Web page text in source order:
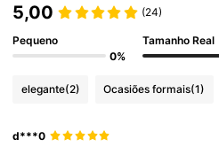
5,00 (24)
Pequeno
0%
Tamanho Real
elegante(2) Ocasiões formais(1)
d***0